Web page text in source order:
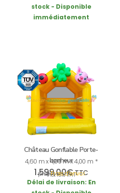
stock - Disponible
immédiatement
Château Gonflable Porte-
bonheur
4,60 m x 4,00 m x 4,00 m *
1.599,00€TTC
incl. 19% VAT
plusFrais d’envoi
Délai de livraison: En